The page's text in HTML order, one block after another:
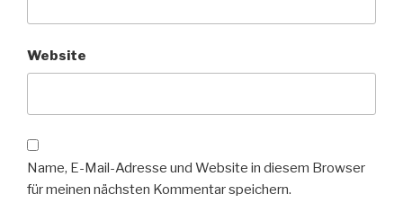
Website
Name, E-Mail-Adresse und Website in diesem Browser
für meinen nächsten Kommentar speichern.